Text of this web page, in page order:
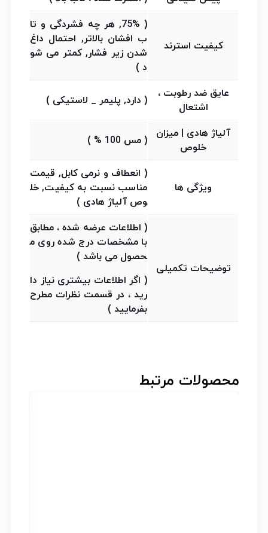
کیفیت استرند
( 75%, هر چه فشردگی و تا
ب افشان بالاتر, احتمال داغ
شدن زیر فشار, کمتر می شو
د )
عایق ضد رطوبت ،
اشتعال
( دارد, پلیمر _ لاستیکی )
آلیاژ هادی | میزان
خلوص
( مس 100 % )
ویژگی ها
( انعطاف و نرمی کابل, قیمت
مناسب نسبت به کیفیت, خل
وص آلیاژ هادی )
توضیحات تکمیلی
( اطلاعات عرضه شده ، مطابق
با مشخصات درج شده روی م
حصول می باشد )
( اگر اطلاعات بیشتری نیاز دا
رید ، در قسمت نظرات مطرح
بفرمایید )
محصولات مرتبط